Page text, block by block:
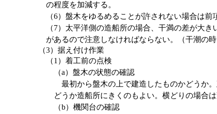
の程度を加減する。
（6）盤木をゆるめることが許されない場合は
（7）太平洋側の造船所の場合、干満の差が大
があるので注意しなければならない。（干潮の
（3）据え付け作業
（1）着工前の点検
（a）盤木の状態の確認
最初から盤木の上で建造したものかどうか
どうか造船所にきくのもよい。横どりの場合
（b）機関台の確認